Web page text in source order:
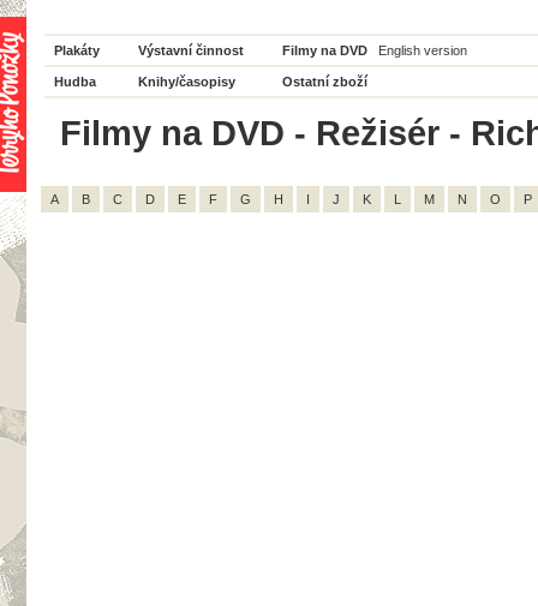
Plakáty Výstavní činnost Filmy na DVD English version
Hudba Knihy/časopisy Ostatní zboží
Filmy na DVD - Režisér -
A B C D E F G H I J K L M N O P